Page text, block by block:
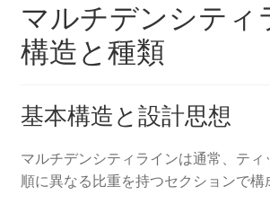
マルチデンシティ
構造と種類
基本構造と設計思想
マルチデンシティラインは通常、ティ
順に異なる比重を持つセクションで構